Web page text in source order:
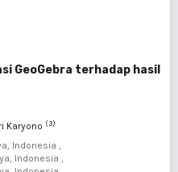
GeoGebra terhadap hasil
Karyono (3)
Indonesia ,
Indonesia ,